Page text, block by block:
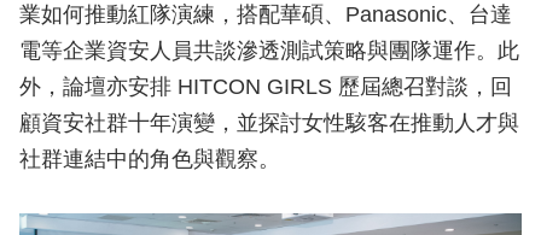
業如何推動紅隊演練，搭配華碩、Panasonic、台達
電等企業資安人員共談滲透測試策略與團隊運作。此
外，論壇亦安排 HITCON GIRLS 歷屆總召對談，回
顧資安社群十年演變，並探討女性駭客在推動人才與
社群連結中的角色與觀察。